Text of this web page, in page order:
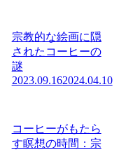
宗教的な絵画に隠
されたコーヒーの
謎
2023.09.162024.04.10
コーヒーがもたら
す瞑想の時間：宗